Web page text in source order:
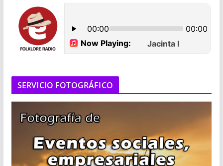
SERVICIO FOTOGRÁFICO